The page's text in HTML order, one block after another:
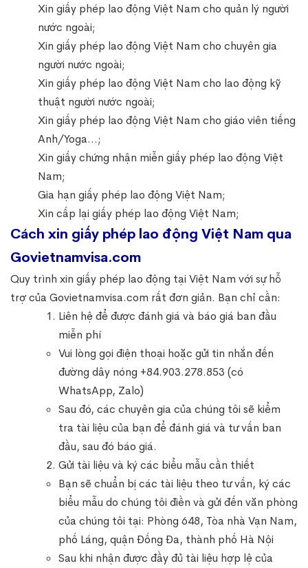
Xin giấy phép lao động Việt Nam cho quản lý người
nước ngoài;
Xin giấy phép lao động Việt Nam cho chuyên gia
người nước ngoài;
Xin giấy phép lao động Việt Nam cho lao động kỹ
thuật người nước ngoài;
Xin giấy phép lao động Việt Nam cho giáo viên tiếng
Anh/Yoga…;
Xin giấy chứng nhận miễn giấy phép lao động Việt
Nam;
Gia hạn giấy phép lao động Việt Nam;
Xin cấp lại giấy phép lao động Việt Nam;
Cách xin giấy phép lao động Việt Nam qua
Govietnamvisa.com
Quy trình xin giấy phép lao động tại Việt Nam với sự hỗ
trợ của Govietnamvisa.com rất đơn giản. Bạn chỉ cần:
Liên hệ để được đánh giá và báo giá ban đầu
miễn phí
Vui lòng gọi điện thoại hoặc gửi tin nhắn đến
đường dây nóng +84.903.278.853 (có
WhatsApp, Zalo)
Sau đó, các chuyên gia của chúng tôi sẽ kiểm
tra tài liệu của bạn để đánh giá và tư vấn ban
đầu, sau đó báo giá.
Gửi tài liệu và ký các biểu mẫu cần thiết
Bạn sẽ chuẩn bị các tài liệu theo tư vấn, ký các
biểu mẫu do chúng tôi điền và gửi đến văn phòng
của chúng tôi tại: Phòng 648, Tòa nhà Vạn Nam,
phố Láng, quận Đống Đa, thành phố Hà Nội
Sau khi nhận được đầy đủ tài liệu hợp lệ của